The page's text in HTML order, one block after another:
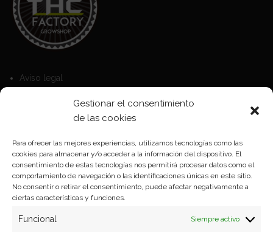
Gestionar el consentimiento
de las cookies
Para ofrecer las mejores experiencias, utilizamos tecnologías como las
cookies para almacenar y/o acceder a la información del dispositivo. El
consentimiento de estas tecnologías nos permitirá procesar datos como el
comportamiento de navegación o las identificaciones únicas en este sitio.
No consentir o retirar el consentimiento, puede afectar negativamente a
ciertas características y funciones.
Funcional Siempre activo
Aviso legal
Política de privacidad
Formas de pago
Plazos y condiciones de envio
Politica de devoluciones